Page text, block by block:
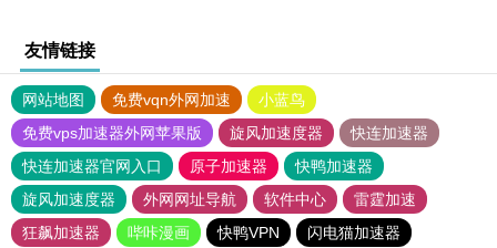
友情链接
网站地图 免费vqn外网加速
小蓝鸟
免费vps加速器外网苹果版
旋风加速度器
快连加速器
快连加速器官网入口
原子加速器
快鸭加速器
旋风加速度器
外网网址导航 软件中心
雷霆加速
狂飙加速器
哔咔漫画 快鸭VPN
闪电猫加速器